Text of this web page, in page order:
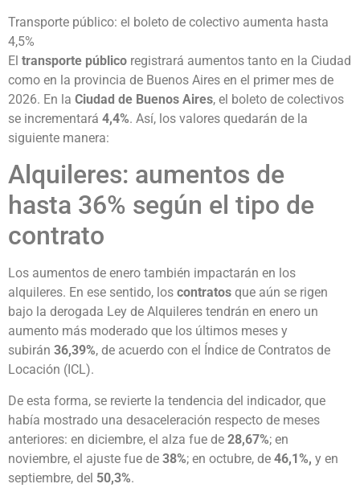
Transporte público: el boleto de colectivo aumenta hasta
4,5%
El transporte público registrará aumentos tanto en la Ciudad
como en la provincia de Buenos Aires en el primer mes de
2026. En la Ciudad de Buenos Aires, el boleto de colectivos
se incrementará 4,4%. Así, los valores quedarán de la
siguiente manera:
Alquileres: aumentos de
hasta 36% según el tipo de
contrato
Los aumentos de enero también impactarán en los
alquileres. En ese sentido, los contratos que aún se rigen
bajo la derogada Ley de Alquileres tendrán en enero un
aumento más moderado que los últimos meses y
subirán 36,39%, de acuerdo con el Índice de Contratos de
Locación (ICL).
De esta forma, se revierte la tendencia del indicador, que
había mostrado una desaceleración respecto de meses
anteriores: en diciembre, el alza fue de 28,67%; en
noviembre, el ajuste fue de 38%; en octubre, de 46,1%, y en
septiembre, del 50,3%.